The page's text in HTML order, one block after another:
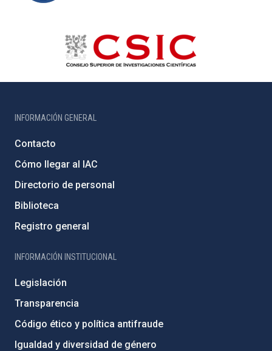
INFORMACIÓN GENERAL
Contacto
Cómo llegar al IAC
Directorio de personal
Biblioteca
Registro general
INFORMACIÓN INSTITUCIONAL
Legislación
Transparencia
Código ético y política antifraude
Igualdad y diversidad de género